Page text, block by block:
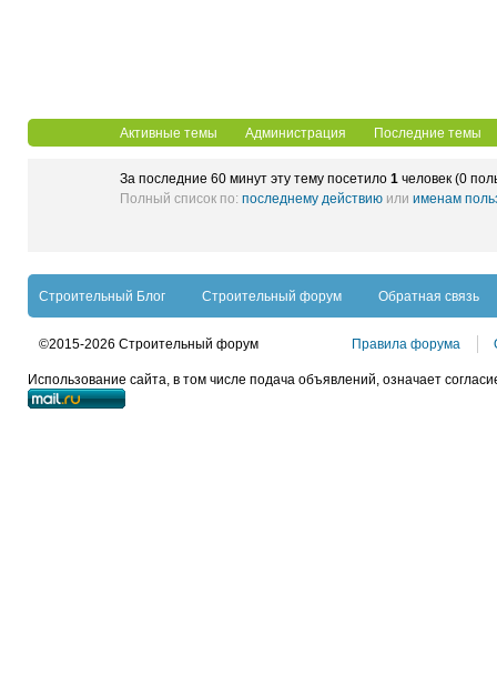
Активные темы Администрация Последние темы
За последние 60 минут эту тему посетило 1 человек (0
Полный список по: последнему действию или именам
Строительный Блог Строительный форум Обратная связь
©2015-2026 Строительный форум Правила форума
Использование сайта, в том числе подача объявлений, означает